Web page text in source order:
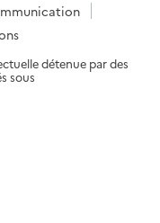
détenue par des
sous